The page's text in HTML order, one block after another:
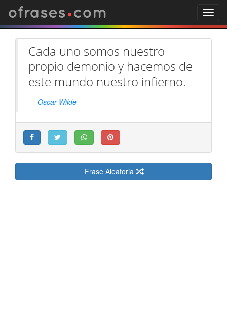
ofrases.com
Cada uno somos nuestro
propio demonio y hacemos de
este mundo nuestro infierno.
Oscar Wilde
Frase Aleatoria